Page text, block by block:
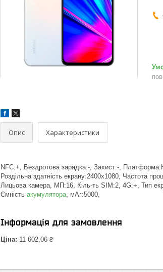
Опис Характеристики
NFC:+, Бездротова зарядка:-, Захист:-,
Роздільна здатність екрану:2400x1080, Частота
Лицьова камера, МП:16, Кіль-ть SIM:2, 4G:+, Тип
Ємність акумулятора, мАг:5000,
Інформація для замовлення
Ціна: 11 602,06 ₴